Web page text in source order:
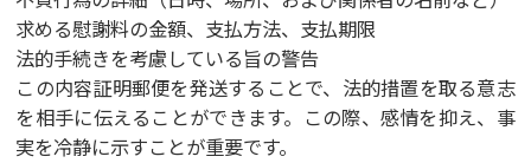
求める慰謝料の金額、支払方法、支払期限
法的手続きを考慮している旨の警告
この内容証明郵便を発送することで、法的措置を取る意志
を相手に伝えることができます。この際、感情を抑え、事
実を冷静に示すことが重要です。